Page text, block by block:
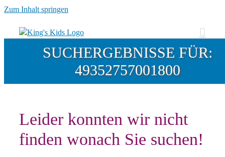
Zum Inhalt springen
SUCHERGEBNISSE FÜR:
49352757001800
Leider konnten wir nicht
finden wonach Sie suchen!